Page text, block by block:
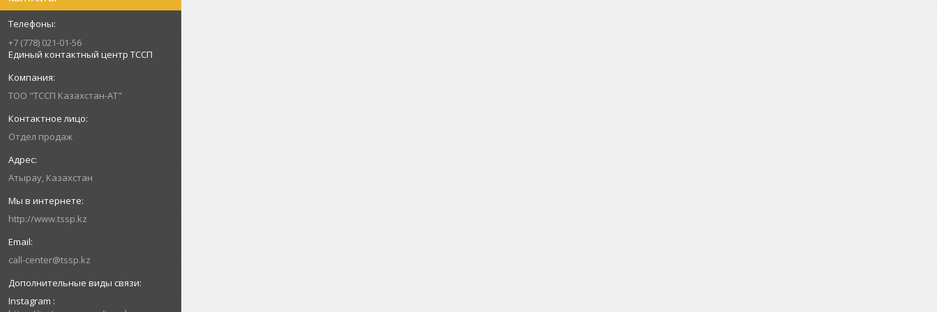
+7 (778) 021-01-56
Единый контактный центр ТССП
ТОО "ТССП Казахстан-АТ"
Отдел продаж
Атырау, Казахстан
http://www.tssp.kz
call-center@tssp.kz
Instagram